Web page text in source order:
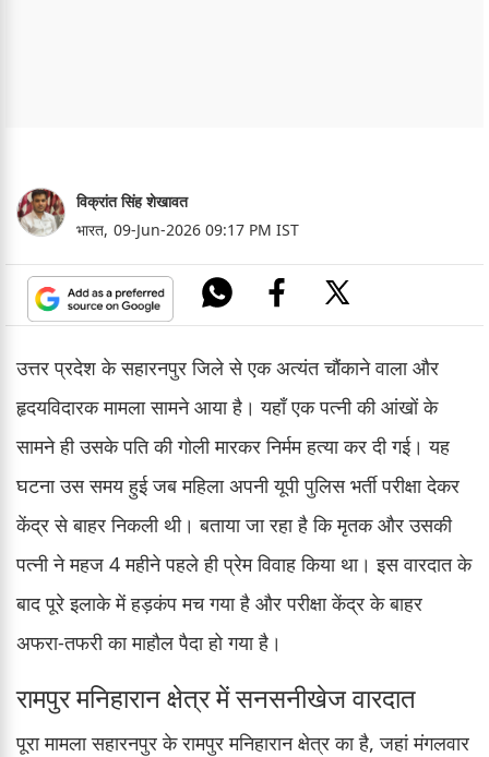
विक्रांत सिंह शेखावत
भारत, 09-Jun-2026 09:17 PM IST
उत्तर प्रदेश के सहारनपुर जिले से एक अत्यंत चौंकाने वाला और
हृदयविदारक मामला सामने आया है। यहाँ एक पत्नी की आंखों के
सामने ही उसके पति की गोली मारकर निर्मम हत्या कर दी गई। यह
घटना उस समय हुई जब महिला अपनी यूपी पुलिस भर्ती परीक्षा देकर
केंद्र से बाहर निकली थी। बताया जा रहा है कि मृतक और उसकी
पत्नी ने महज 4 महीने पहले ही प्रेम विवाह किया था। इस वारदात के
बाद पूरे इलाके में हड़कंप मच गया है और परीक्षा केंद्र के बाहर
अफरा-तफरी का माहौल पैदा हो गया है।
रामपुर मनिहारान क्षेत्र में सनसनीखेज वारदात
पूरा मामला सहारनपुर के रामपुर मनिहारान क्षेत्र का है, जहां मंगलवार